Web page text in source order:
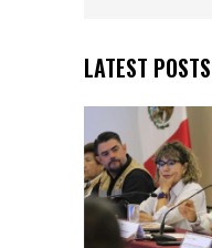
LATEST POSTS